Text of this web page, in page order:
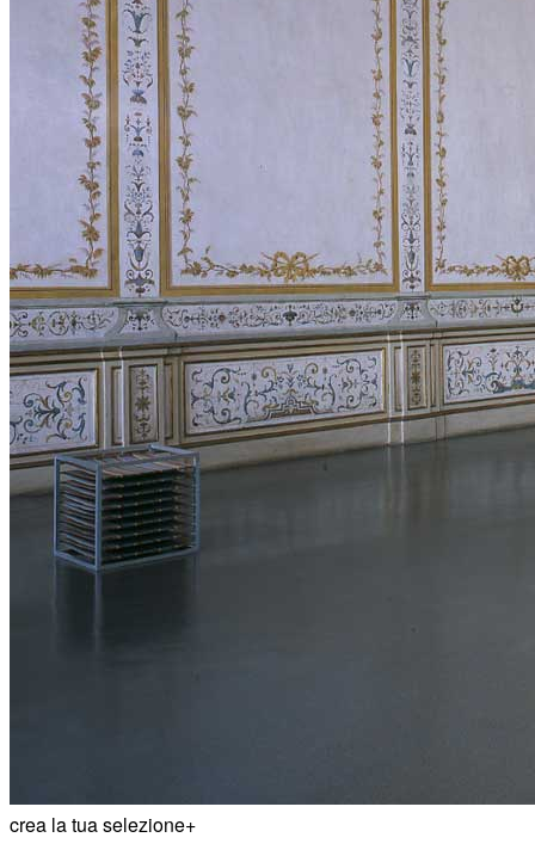
crea la tua selezione+